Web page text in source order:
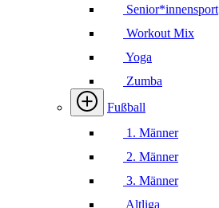
Senior*innensport
Workout Mix
Yoga
Zumba
Fußball
1. Männer
2. Männer
3. Männer
Altliga